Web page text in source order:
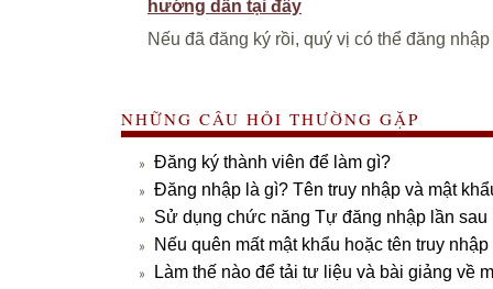
hướng dẫn tại đây
Nếu đã đăng ký rồi, quý vị có thể đăng
NHỮNG CÂU HỎI THƯỜNG GẶP
Đăng ký thành viên để làm gì?
Đăng nhập là gì? Tên truy nhập và mật
Sử dụng chức năng Tự đăng nhập lần sau
Nếu quên mất mật khẩu hoặc tên truy
Làm thế nào để tải tư liệu và bài giảng về